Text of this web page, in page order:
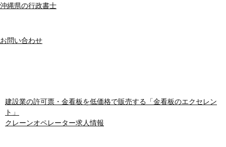
沖縄県の行政書士
お問い合わせ
建設業の許可票・金看板を低価格で販売する「金看板のエクセレン
ト」
クレーンオペレーター求人情報